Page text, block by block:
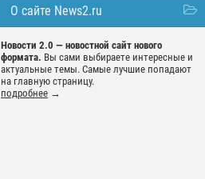
О сайте News2.ru
Новости 2.0 — новостной сайт нового
формата. Вы сами выбираете интересные и
актуальные темы. Самые лучшие попадают
на главную страницу.
подробнее →